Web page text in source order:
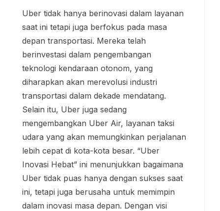
Uber tidak hanya berinovasi dalam layanan
saat ini tetapi juga berfokus pada masa
depan transportasi. Mereka telah
berinvestasi dalam pengembangan
teknologi kendaraan otonom, yang
diharapkan akan merevolusi industri
transportasi dalam dekade mendatang.
Selain itu, Uber juga sedang
mengembangkan Uber Air, layanan taksi
udara yang akan memungkinkan perjalanan
lebih cepat di kota-kota besar. “Uber
Inovasi Hebat” ini menunjukkan bagaimana
Uber tidak puas hanya dengan sukses saat
ini, tetapi juga berusaha untuk memimpin
dalam inovasi masa depan. Dengan visi